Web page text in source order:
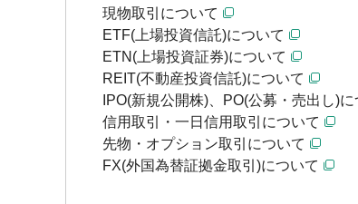
現物取引について
ETF(上場投資信託)について
ETN(上場投資証券)について
REIT(不動産投資信託)について
IPO(新規公開株)、PO(公募・売出し)に
信用取引・一日信用取引について
先物・オプション取引について
FX(外国為替証拠金取引)について